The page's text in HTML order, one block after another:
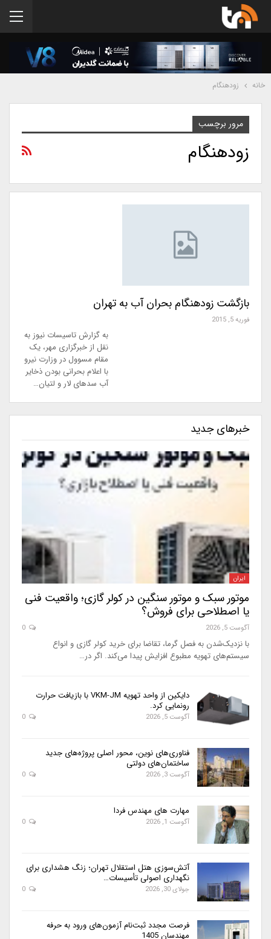
خانه زودهنگام
مرور برچسب
زودهنگام
بازگشت زودهنگام بحران آب به تهران
فوریه 5, 2015
به گزارش تاسیسات نیوز به
نقل از خبرگزاری مهر، یک
مقام مسوول در وزارت نیرو
با اعلام بحرانی بودن ذخایر
آب سدهای لار و لتیان…
خبرهای جدید
ایران
موتور سبک و موتور سنگین در کولر گازی؛ واقعیت فنی
یا اصطلاحی برای فروش؟
آگوست 5, 2026
با نزدیک‌شدن به فصل گرما، تقاضا برای خرید کولر گازی و انواع
سیستم‌های تهویه مطبوع افزایش پیدا می‌کند. اگر در…
دایکین از واحد تهویه VKM-JM با بازیافت حرارت
رونمایی کرد.
آگوست 5, 2026
فناوری‌های نوین، محور اصلی پروژه‌های جدید
ساختمان‌های دولتی
آگوست 3, 2026
مهارت های مهندس فردا
آگوست 1, 2026
آتش‌سوزی هتل استقلال تهران؛ زنگ هشداری برای
نگهداری اصولی تأسیسات…
جولای 30, 2026
فرصت مجدد ثبت‌نام آزمون‌های ورود به حرفه
مهندسان 1405